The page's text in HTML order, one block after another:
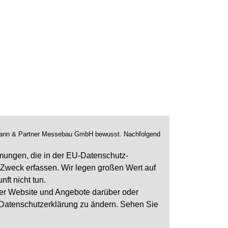
& Partner Messebau GmbH bewusst. Nachfolgend
die in der EU-Datenschutz-
erfassen. Wir legen großen Wert auf
nicht tun.
Website und Angebote darüber oder
zu ändern. Sehen Sie